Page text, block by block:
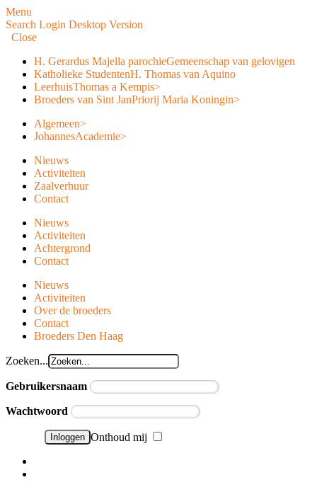
Menu
Search Login Desktop Version
Close
H. Gerardus Majella parochieGemeenschap van gelovigen
Katholieke StudentenH. Thomas van Aquino
LeerhuisThomas a Kempis>
Broeders van Sint JanPriorij Maria Koningin>
Algemeen>
JohannesAcademie>
Nieuws
Activiteiten
Zaalverhuur
Contact
Nieuws
Activiteiten
Achtergrond
Contact
Nieuws
Activiteiten
Over de broeders
Contact
Broeders Den Haag
Zoeken...
Gebruikersnaam
Wachtwoord
Onthoud mij